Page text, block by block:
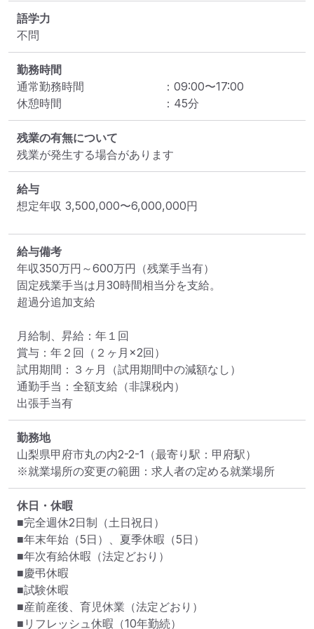
語学力
不問
勤務時間
通常勤務時間
： 09:00〜17:00
休憩時間
： 45分
残業の有無について
残業が発生する場合があります
給与
想定年収 3,500,000〜6,000,000円
給与備考
年収350万円～600万円（残業手当有）
固定残業手当は月30時間相当分を支給。
超過分追加支給
月給制、昇給：年１回
賞与：年２回（２ヶ月×2回）
試用期間：３ヶ月（試用期間中の減額なし）
通勤手当：全額支給（非課税内）
出張手当有
勤務地
山梨県甲府市丸の内2-2-1 （最寄り駅：甲府駅）
※就業場所の変更の範囲：求人者の定める就業場所
休日・休暇
■完全週休2日制（土日祝日）
■年末年始（5日）、夏季休暇（5日）
■年次有給休暇（法定どおり）
■慶弔休暇
■試験休暇
■産前産後、育児休業（法定どおり）
■リフレッシュ休暇（10年勤続）